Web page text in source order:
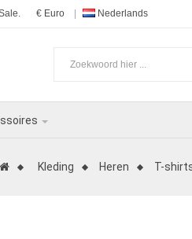
€ Euro Nederlands
Kleding Heren T-